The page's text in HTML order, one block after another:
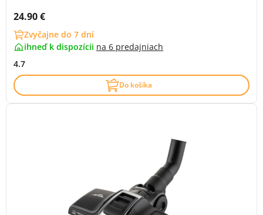
Cena s DPH:
24.90 €
Zvyčajne do 7 dní
ihneď k dispozícii na 6 predajniach
4.7
Do košíka